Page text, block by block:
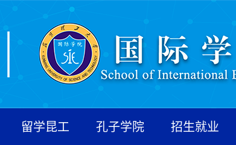
留学昆工 孔子学院 招生就业